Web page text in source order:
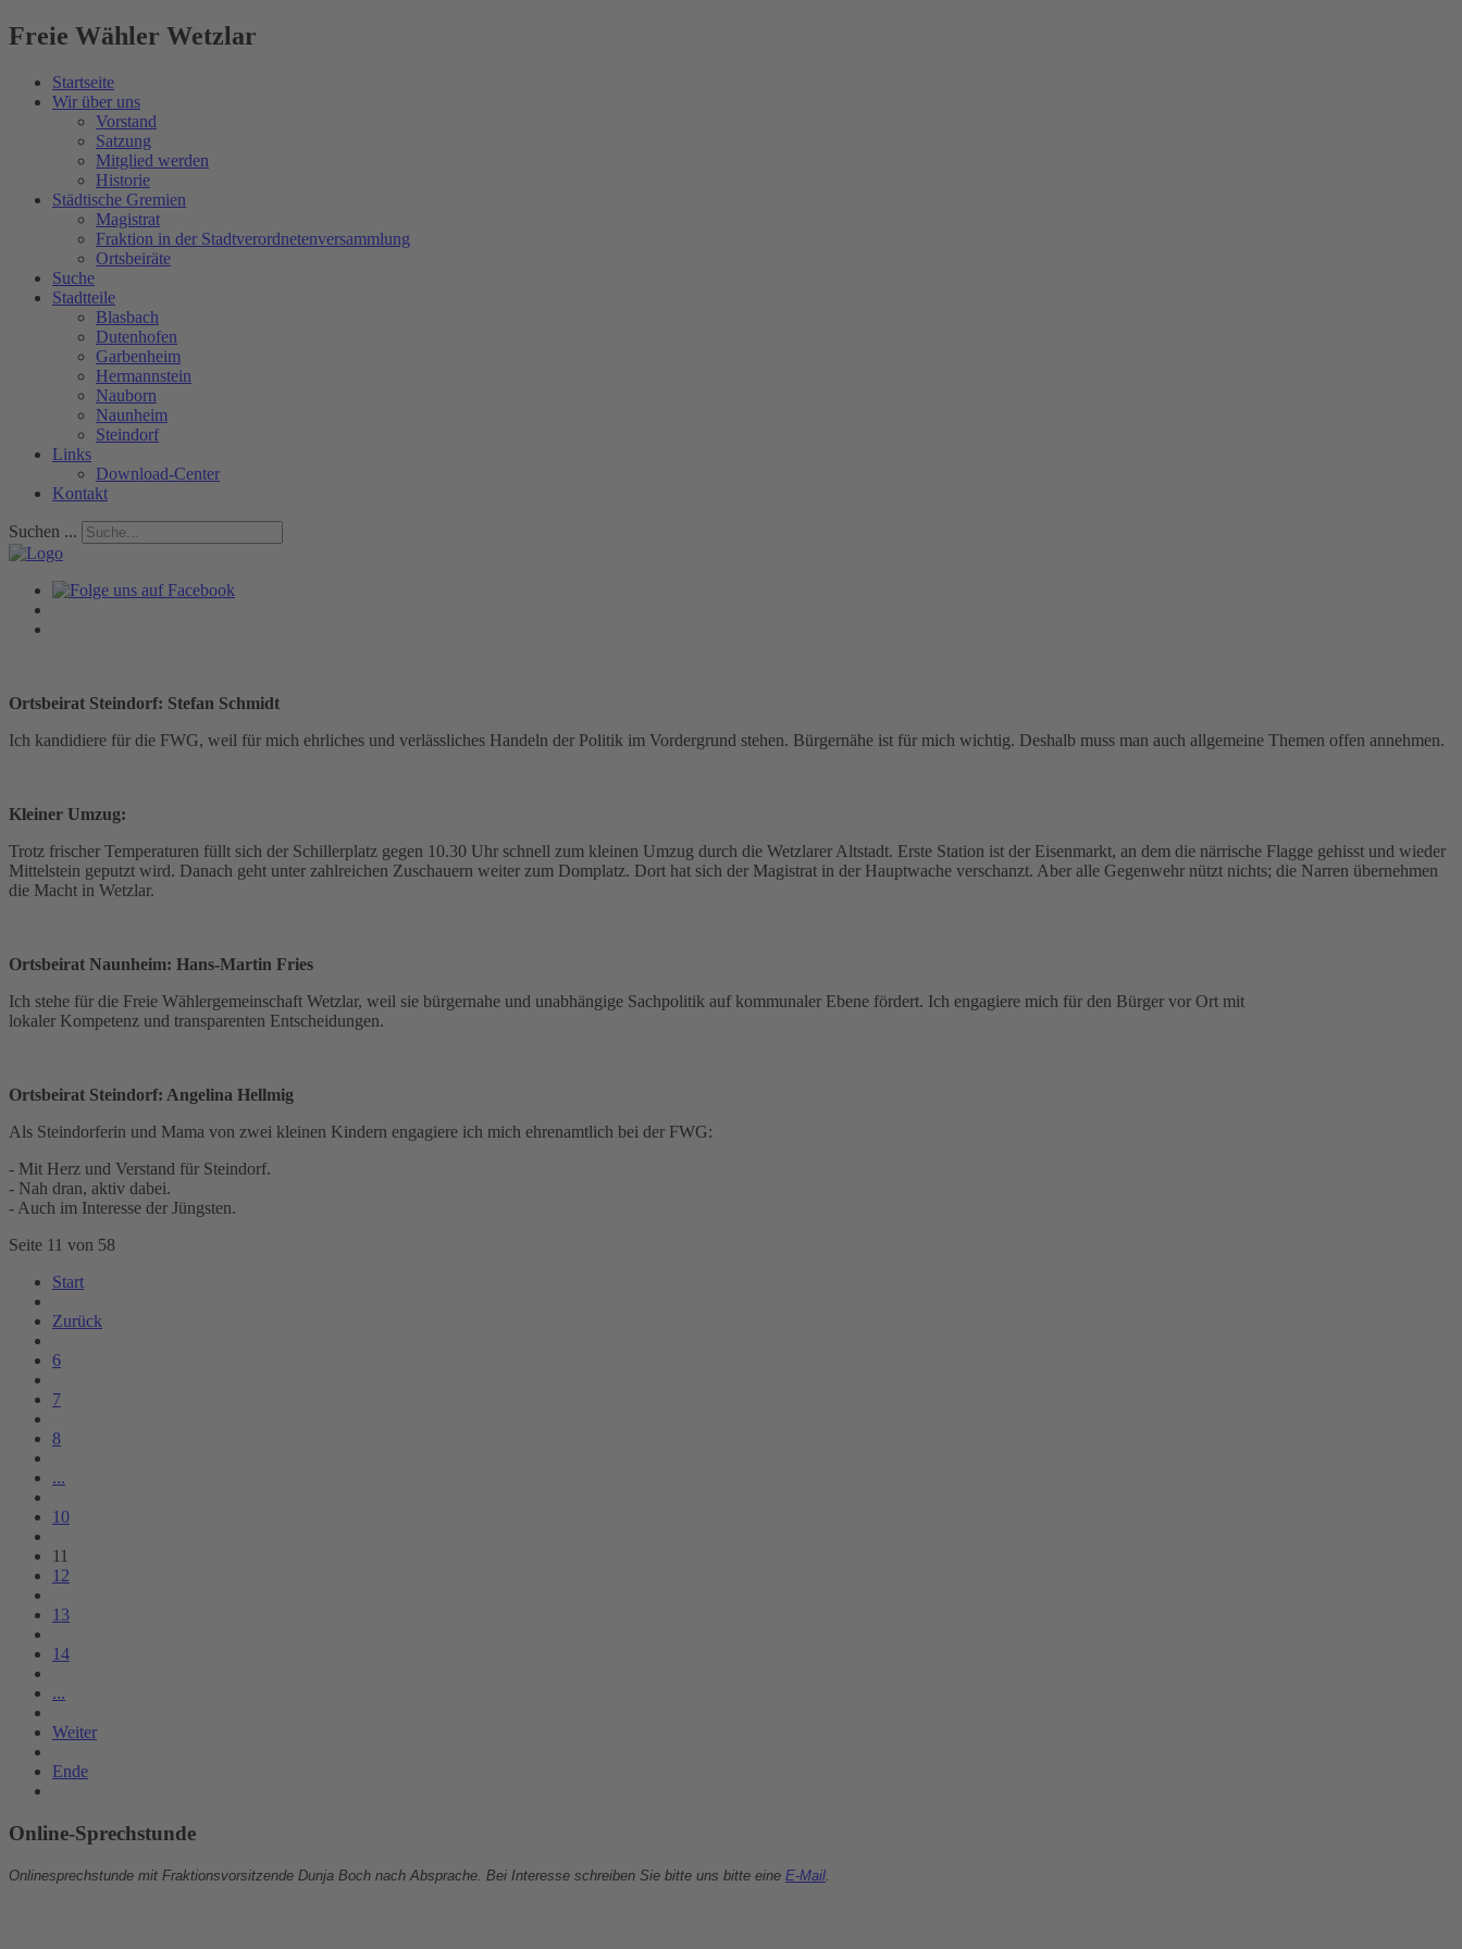
Freie Wähler Wetzlar
Startseite
Wir über uns
Vorstand
Satzung
Mitglied werden
Historie
Städtische Gremien
Magistrat
Fraktion in der Stadtverordnetenversammlung
Ortsbeiräte
Suche
Stadtteile
Blasbach
Dutenhofen
Garbenheim
Hermannstein
Nauborn
Naunheim
Steindorf
Links
Download-Center
Kontakt
Suchen ...
Ortsbeirat Steindorf: Stefan Schmidt
Ich kandidiere für die FWG, weil für mich ehrliches und verlässliches Handeln der Politik im Vordergrund stehen. Bürgernähe ist für mich wichtig. Deshalb muss man auch allgemeine Themen offen annehmen.
Kleiner Umzug:
Trotz frischer Temperaturen füllt sich der Schillerplatz gegen 10.30 Uhr schnell zum kleinen Umzug durch die Wetzlarer Altstadt. Erste Station ist der Eisenmarkt, an dem die närrische Flagge gehisst und wieder
Mittelstein geputzt wird. Danach geht unter zahlreichen Zuschauern weiter zum Domplatz. Dort hat sich der Magistrat in der Hauptwache verschanzt. Aber alle Gegenwehr nützt nichts; die Narren übernehmen
die Macht in Wetzlar.
Ortsbeirat Naunheim: Hans-Martin Fries
Ich stehe für die Freie Wählergemeinschaft Wetzlar, weil sie bürgernahe und unabhängige Sachpolitik auf kommunaler Ebene fördert. Ich engagiere mich für den Bürger vor Ort mit
lokaler Kompetenz und transparenten Entscheidungen.
Ortsbeirat Steindorf: Angelina Hellmig
Als Steindorferin und Mama von zwei kleinen Kindern engagiere ich mich ehrenamtlich bei der FWG:
- Mit Herz und Verstand für Steindorf.
- Nah dran, aktiv dabei.
- Auch im Interesse der Jüngsten.
Seite 11 von 58
Start
Zurück
6
7
8
...
10
11
12
13
14
...
Weiter
Ende
Online-Sprechstunde
Onlinesprechstunde mit Fraktionsvorsitzende Dunja Boch nach Absprache. Bei Interesse schreiben Sie bitte uns bitte eine E-Mail.